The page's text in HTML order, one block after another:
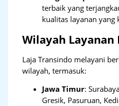
terbaik yang
kualitas layanan yang
Wilayah Layanan
Laja Transindo melayani
wilayah, termasuk:
Jawa Timur:
Gresik, Pasuruan,